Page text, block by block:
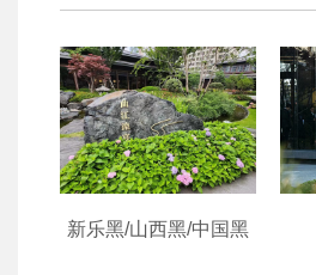
新乐黑/山西黑/中国黑